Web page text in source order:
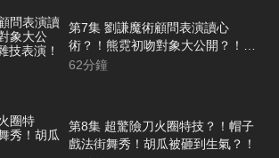
第7集 劉謙魔術顧問表演讀心
術？！熊霓初吻對象大公開？！超
帥氣LED雜技表演！
62分鐘
第8集 超驚險刀火圈特技？！帽子
戲法街舞秀！胡瓜被砸到生氣？！